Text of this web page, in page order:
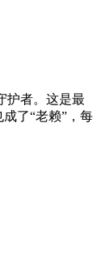
护者。这是最
了“老赖”，每